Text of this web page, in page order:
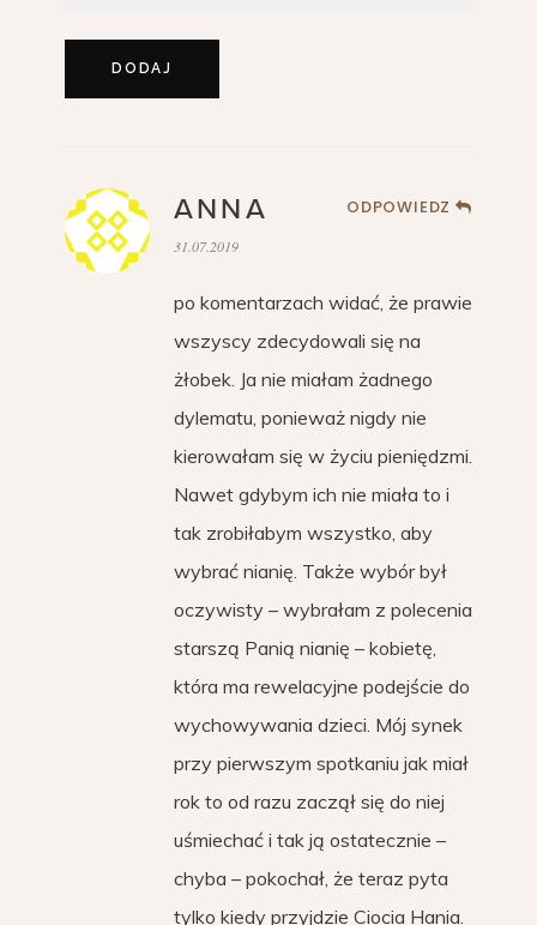
ANNA ODPOWIEDZ
31.07.2019
po komentarzach widać, że prawie
wszyscy zdecydowali się na
żłobek. Ja nie miałam żadnego
dylematu, ponieważ nigdy nie
kierowałam się w życiu pieniędzmi.
Nawet gdybym ich nie miała to i
tak zrobiłabym wszystko, aby
wybrać nianię. Także wybór był
oczywisty – wybrałam z polecenia
starszą Panią nianię – kobietę,
która ma rewelacyjne podejście do
wychowywania dzieci. Mój synek
przy pierwszym spotkaniu jak miał
rok to od razu zaczął się do niej
uśmiechać i tak ją ostatecznie –
chyba – pokochał, że teraz pyta
tylko kiedy przyjdzie Ciocia Hania.